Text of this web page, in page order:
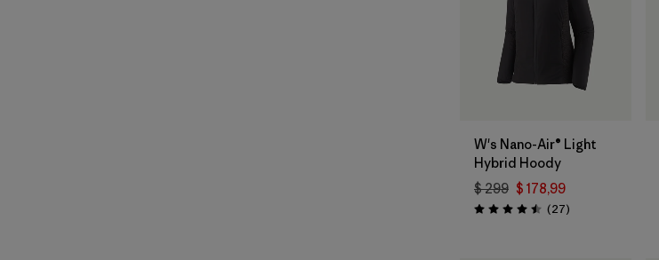
W's Nano-Air® Light
Hybrid Hoody
$ 299 $ 178,99
Valoración: 4.5 / 5
(27Comentarios
)